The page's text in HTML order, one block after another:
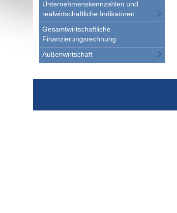
Unternehmenskennzahlen und
realwirtschaftliche Indikatoren
Gesamtwirtschaftliche
Finanzierungsrechnung
Außenwirtschaft